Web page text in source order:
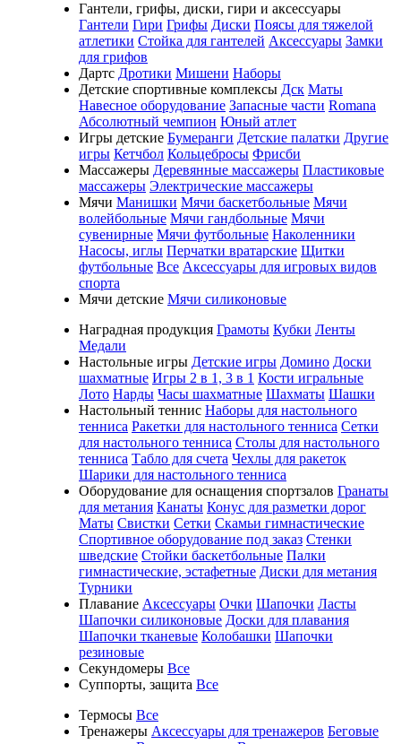
Гантели, грифы, диски, гири и аксессуары
Гантели Гири Грифы Диски Поясы для тяжелой
атлетики Стойка для гантелей Аксессуары Замки
для грифов
Дартс Дротики Мишени Наборы
Детские спортивные комплексы Дск Маты
Навесное оборудование Запасные части Romana
Абсолютный чемпион Юный атлет
Игры детские Бумеранги Детские палатки Другие
игры Кетчбол Кольцебросы Фрисби
Массажеры Деревянные массажеры Пластиковые
массажеры Электрические массажеры
Мячи Манишки Мячи баскетбольные Мячи
волейбольные Мячи гандбольные Мячи
сувенирные Мячи футбольные Наколенники
Насосы, иглы Перчатки вратарские Щитки
футбольные Все Аксессуары для игровых видов
спорта
Мячи детские Мячи силиконовые
Наградная продукция Грамоты Кубки Ленты
Медали
Настольные игры Детские игры Домино Доски
шахматные Игры 2 в 1, 3 в 1 Кости игральные
Лото Нарды Часы шахматные Шахматы Шашки
Настольный теннис Наборы для настольного
тенниса Ракетки для настольного тенниса Сетки
для настольного тенниса Столы для настольного
тенниса Табло для счета Чехлы для ракеток
Шарики для настольного тенниса
Оборудование для оснащения спортзалов Гранаты
для метания Канаты Конус для разметки дорог
Маты Свистки Сетки Скамьи гимнастические
Спортивное оборудование под заказ Стенки
шведские Стойки баскетбольные Палки
гимнастические, эстафетные Диски для метания
Турники
Плавание Аксессуары Очки Шапочки Ласты
Шапочки силиконовые Доски для плавания
Шапочки тканевые Колобашки Шапочки
резиновые
Секундомеры Все
Суппорты, защита Все
Термосы Все
Тренажеры Аксессуары для тренажеров Беговые